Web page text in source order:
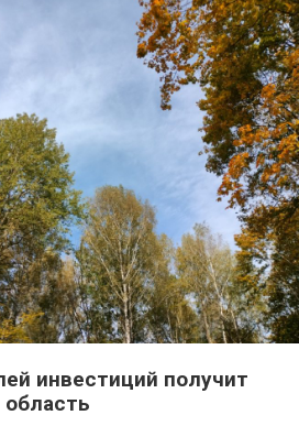
инвестиций получит